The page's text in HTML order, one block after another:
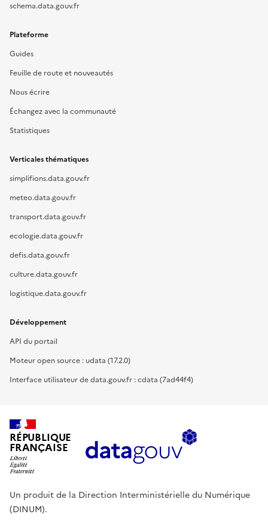
schema.data.gouv.fr
Plateforme
Guides
Feuille de route et nouveautés
Nous écrire
Échangez avec la communauté
Statistiques
Verticales thématiques
simplifions.data.gouv.fr
meteo.data.gouv.fr
transport.data.gouv.fr
ecologie.data.gouv.fr
defis.data.gouv.fr
culture.data.gouv.fr
logistique.data.gouv.fr
Développement
API du portail
Moteur open source : udata (17.2.0)
Interface utilisateur de data.gouv.fr : cdata (7ad44f4)
RÉPUBLIQUE
FRANÇAISE
Un produit de la Direction Interministérielle du Numérique
(DINUM).